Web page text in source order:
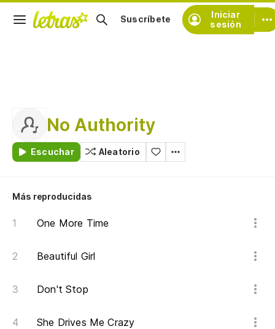
Iniciar
sesión
Suscríbete
No Authority
Escuchar Aleatorio
Más reproducidas
One More Time
Beautiful Girl
Don't Stop
She Drives Me Crazy